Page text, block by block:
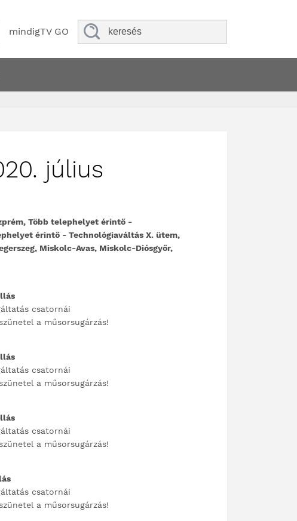
mindigTV GO
július
Több telephelyet érintő -
érintő - Technológiaváltás X. ütem,
Miskolc-Avas, Miskolc-Diósgyőr,
csatornái
a műsorsugárzás!
csatornái
a műsorsugárzás!
csatornái
a műsorsugárzás!
csatornái
a műsorsugárzás!